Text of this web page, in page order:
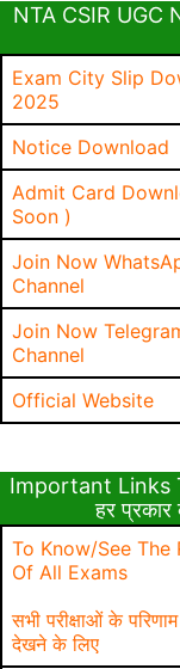
NTA CSIR UGC
Exam City Slip
2025
Notice Download
Admit Card
Soon )
Join Now
Channel
Join Now
Channel
Official Website
Important Links
हर प्रकार
To Know/See The
Of All Exams
सभी परीक्षाओं के
देखने के लिए